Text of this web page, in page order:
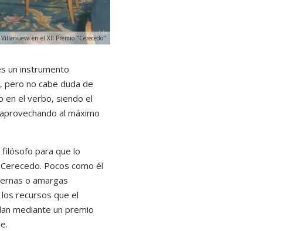
en el XII Premio "Cerecedo"
un instrumento
pero no cabe duda de
en el verbo, siendo el
al máximo
para que lo
Pocos como él
o amargas
recursos que el
mediante un premio